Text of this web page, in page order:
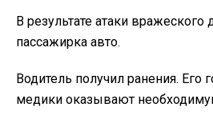
В результате атаки вражеского
пассажирка авто.
Водитель получил ранения. Его
медики оказывают